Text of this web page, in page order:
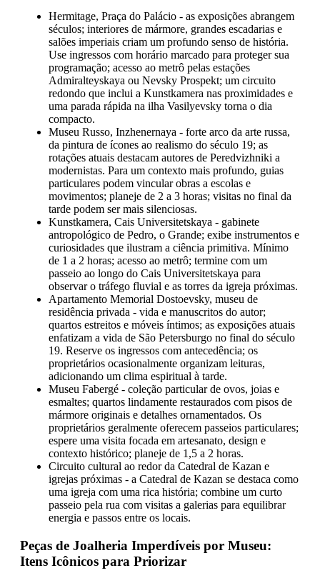
Hermitage, Praça do Palácio - as exposições abrangem
séculos; interiores de mármore, grandes escadarias e
salões imperiais criam um profundo senso de história.
Use ingressos com horário marcado para proteger sua
programação; acesso ao metrô pelas estações
Admiralteyskaya ou Nevsky Prospekt; um circuito
redondo que inclui a Kunstkamera nas proximidades e
uma parada rápida na ilha Vasilyevsky torna o dia
compacto.
Museu Russo, Inzhenernaya - forte arco da arte russa,
da pintura de ícones ao realismo do século 19; as
rotações atuais destacam autores de Peredvizhniki a
modernistas. Para um contexto mais profundo, guias
particulares podem vincular obras a escolas e
movimentos; planeje de 2 a 3 horas; visitas no final da
tarde podem ser mais silenciosas.
Kunstkamera, Cais Universitetskaya - gabinete
antropológico de Pedro, o Grande; exibe instrumentos e
curiosidades que ilustram a ciência primitiva. Mínimo
de 1 a 2 horas; acesso ao metrô; termine com um
passeio ao longo do Cais Universitetskaya para
observar o tráfego fluvial e as torres da igreja próximas.
Apartamento Memorial Dostoevsky, museu de
residência privada - vida e manuscritos do autor;
quartos estreitos e móveis íntimos; as exposições atuais
enfatizam a vida de São Petersburgo no final do século
19. Reserve os ingressos com antecedência; os
proprietários ocasionalmente organizam leituras,
adicionando um clima espiritual à tarde.
Museu Fabergé - coleção particular de ovos, joias e
esmaltes; quartos lindamente restaurados com pisos de
mármore originais e detalhes ornamentados. Os
proprietários geralmente oferecem passeios particulares;
espere uma visita focada em artesanato, design e
contexto histórico; planeje de 1,5 a 2 horas.
Circuito cultural ao redor da Catedral de Kazan e
igrejas próximas - a Catedral de Kazan se destaca como
uma igreja com uma rica história; combine um curto
passeio pela rua com visitas a galerias para equilibrar
energia e passos entre os locais.
Peças de Joalheria Imperdíveis por Museu:
Itens Icônicos para Priorizar